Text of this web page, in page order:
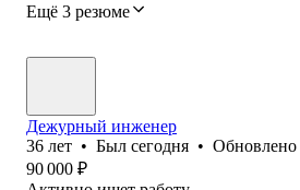
Ещё 3 резюме
Дежурный инженер
36 лет • Был сегодня • Обновлено
90 000 ₽